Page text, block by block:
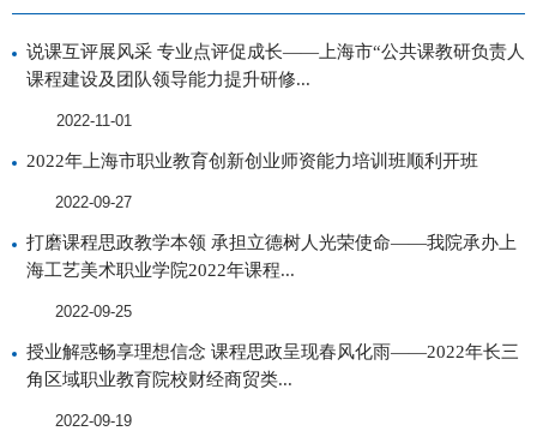
说课互评展风采 专业点评促成长——上海市“公共课教研负责人
课程建设及团队领导能力提升研修...
2022-11-01
2022年上海市职业教育创新创业师资能力培训班顺利开班
2022-09-27
打磨课程思政教学本领 承担立德树人光荣使命——我院承办上
海工艺美术职业学院2022年课程...
2022-09-25
授业解惑畅享理想信念 课程思政呈现春风化雨——2022年长三
角区域职业教育院校财经商贸类...
2022-09-19